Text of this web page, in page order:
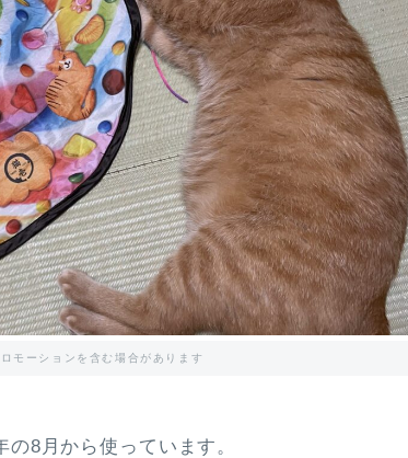
モーションを含む場合があります
8月から使っています。